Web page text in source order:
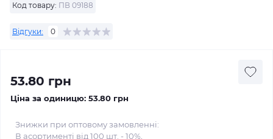
Код товару: ПВ 09188
Відгуки: 0
53.80 грн
Ціна за одиницю: 53.80 грн
Знижки при оптовому замовленні:
В асортименті від 100 шт. - 10%,